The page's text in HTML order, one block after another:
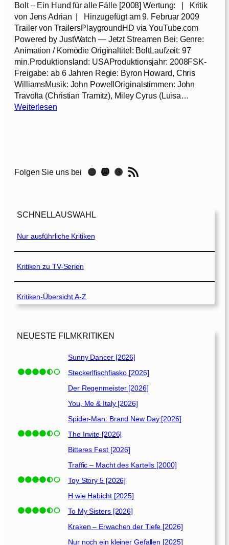
a
b
o
h
u
[
2
0
1
4
r
e
i
c
h
t
s
[
2
0
Bolt – Ein Hund für alle Fälle [2008] Wertung: | Kritik
von Jens Adrian | Hinzugefügt am 9. Februar 2009
Trailer von TrailersPlaygroundHD via YouTube.com
Powered by JustWatch — Jetzt Streamen Bei: Genre:
Animation / Komödie Originaltitel: BoltLaufzeit: 97
min.Produktionsland: USAProduktionsjahr: 2008FSK-
Freigabe: ab 6 Jahren Regie: Byron Howard, Chris
WilliamsMusik: John PowellOriginalstimmen: John
Travolta (Christian Tramitz), Miley Cyrus (Luisa…
Weiterlesen:
E
u
d
f
ü
l
l
F
e
8
Folgen Sie uns bei Instagram Mastodon Threads RSS-Feed
SCHNELLAUSWAHL
Nur ausführliche Kritiken
Kritiken zu TV-Serien
Kritiken-Übersicht A-Z
NEUESTE FILMKRITIKEN
Sunny Dancer [2026]
Steckerlfischfiasko [2026]
Der Regenmeister [2026]
You, Me & Italy [2026]
Spider-Man: Brand New Day [2026]
The Invite [2026]
Bitteres Fest [2026]
Traffic – Macht des Kartells [2000]
Toy Story 5 [2026]
H wie Habicht [2025]
To My Sisters [2026]
Kraken – Erwachen der Tiefe [2026]
Nur noch ein kleiner Gefallen [2025]